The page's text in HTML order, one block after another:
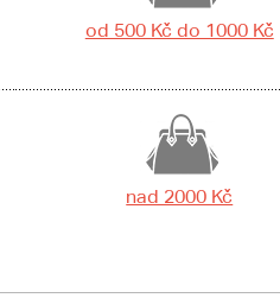
od 500 Kč do 1000 Kč
nad 2000 Kč